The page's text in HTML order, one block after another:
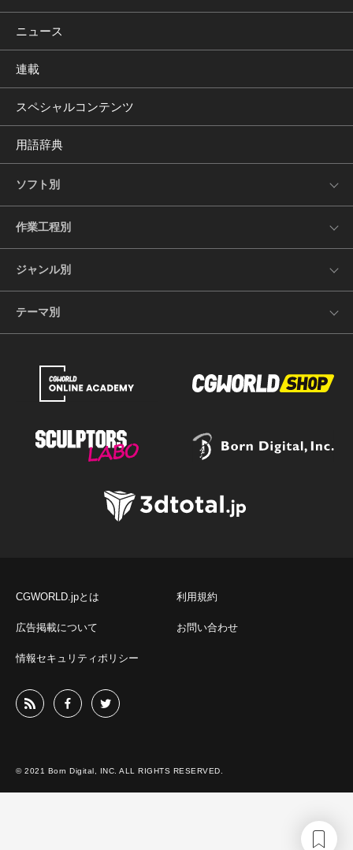
ニュース
連載
スペシャルコンテンツ
用語辞典
ソフト別
作業工程別
ジャンル別
テーマ別
CGWORLD.jpとは 利用規約
広告掲載について お問い合わせ
情報セキュリティポリシー
© 2021 Born Digital, INC. ALL RIGHTS RESERVED.